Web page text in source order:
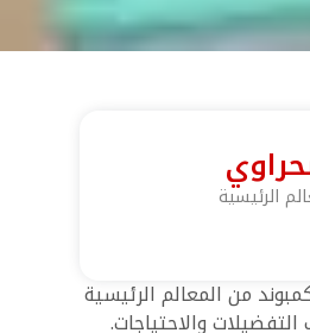
الرئيسية
من المعالم الرئيسية
والاحتياجات.